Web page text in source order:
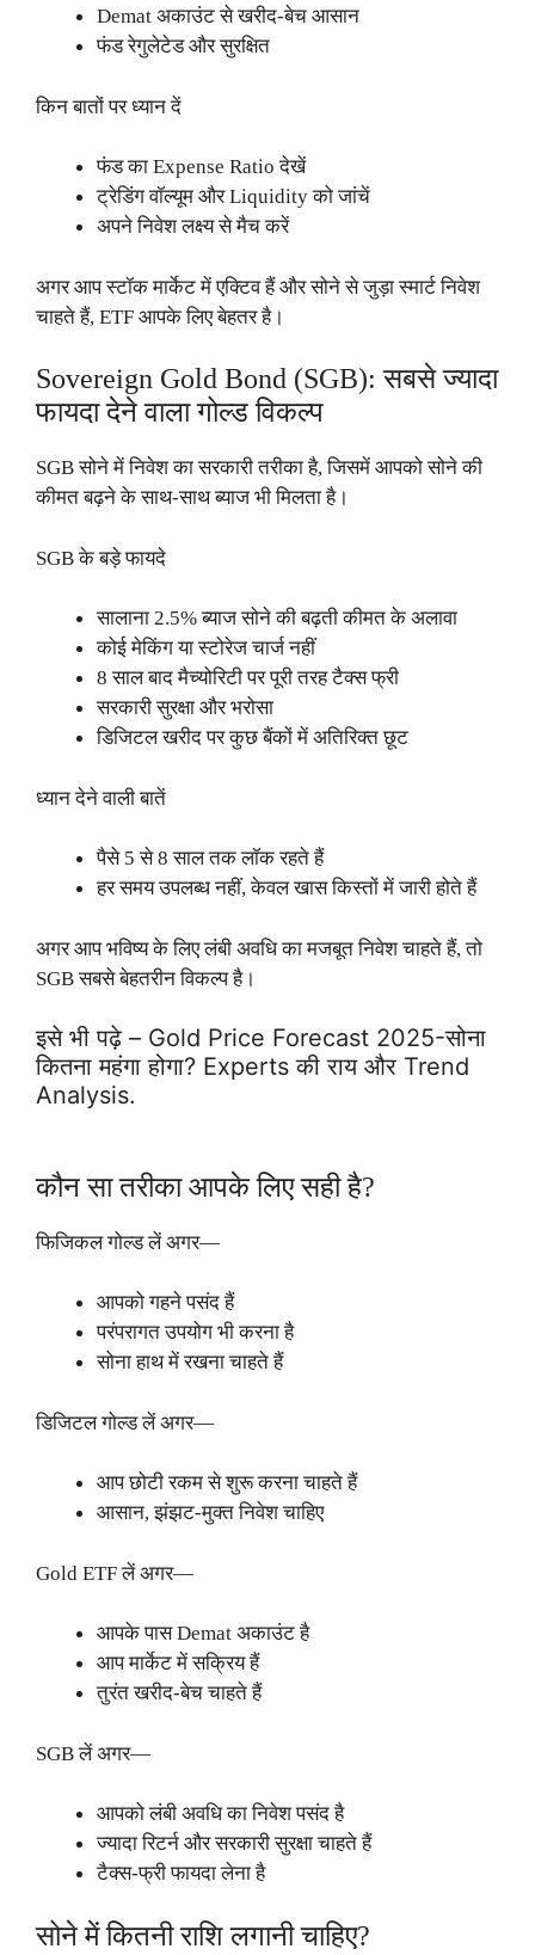
Demat अकाउंट से खरीद-बेच आसान
फंड रेगुलेटेड और सुरक्षित
किन बातों पर ध्यान दें
फंड का Expense Ratio देखें
ट्रेडिंग वॉल्यूम और Liquidity को जांचें
अपने निवेश लक्ष्य से मैच करें
अगर आप स्टॉक मार्केट में एक्टिव हैं और सोने से जुड़ा स्मार्ट निवेश
चाहते हैं, ETF आपके लिए बेहतर है।
Sovereign Gold Bond (SGB): सबसे ज्यादा
फायदा देने वाला गोल्ड विकल्प
SGB सोने में निवेश का सरकारी तरीका है, जिसमें आपको सोने की
कीमत बढ़ने के साथ-साथ ब्याज भी मिलता है।
SGB के बड़े फायदे
सालाना 2.5% ब्याज सोने की बढ़ती कीमत के अलावा
कोई मेकिंग या स्टोरेज चार्ज नहीं
8 साल बाद मैच्योरिटी पर पूरी तरह टैक्स फ्री
सरकारी सुरक्षा और भरोसा
डिजिटल खरीद पर कुछ बैंकों में अतिरिक्त छूट
ध्यान देने वाली बातें
पैसे 5 से 8 साल तक लॉक रहते हैं
हर समय उपलब्ध नहीं, केवल खास किस्तों में जारी होते हैं
अगर आप भविष्य के लिए लंबी अवधि का मजबूत निवेश चाहते हैं, तो
SGB सबसे बेहतरीन विकल्प है।
इसे भी पढ़े – Gold Price Forecast 2025-सोना
कितना महंगा होगा? Experts की राय और Trend
Analysis.
कौन सा तरीका आपके लिए सही है?
फिजिकल गोल्ड लें अगर—
आपको गहने पसंद हैं
परंपरागत उपयोग भी करना है
सोना हाथ में रखना चाहते हैं
डिजिटल गोल्ड लें अगर—
आप छोटी रकम से शुरू करना चाहते हैं
आसान, झंझट-मुक्त निवेश चाहिए
Gold ETF लें अगर—
आपके पास Demat अकाउंट है
आप मार्केट में सक्रिय हैं
तुरंत खरीद-बेच चाहते हैं
SGB लें अगर—
आपको लंबी अवधि का निवेश पसंद है
ज्यादा रिटर्न और सरकारी सुरक्षा चाहते हैं
टैक्स-फ्री फायदा लेना है
सोने में कितनी राशि लगानी चाहिए?